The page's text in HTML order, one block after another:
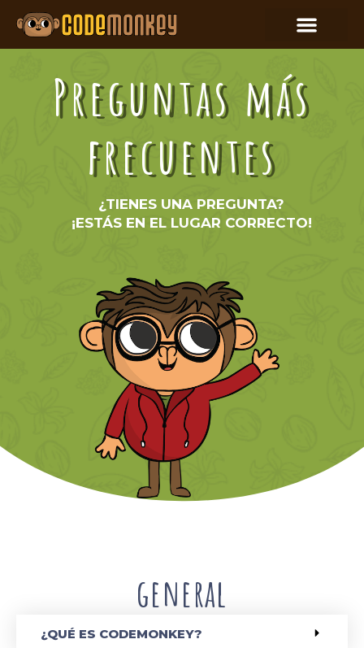
Preguntas más
frecuentes
¿TIENES UNA PREGUNTA?
¡ESTÁS EN EL LUGAR CORRECTO!
general
¿QUÉ ES CODEMONKEY?